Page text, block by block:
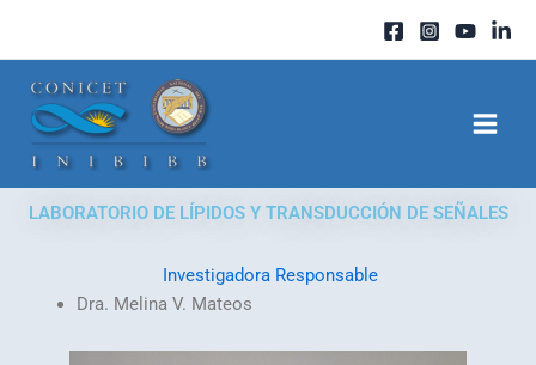
LABORATORIO DE LÍPIDOS Y TRANSDUCCIÓN DE SEÑALES
Investigadora Responsable
Dra. Melina V. Mateos